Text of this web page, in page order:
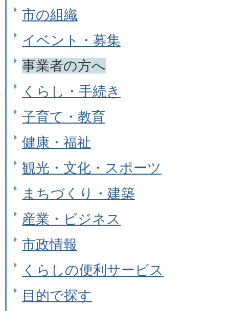
市の組織
イベント・募集
事業者の方へ
くらし・手続き
子育て・教育
健康・福祉
観光・文化・スポーツ
まちづくり・建築
産業・ビジネス
市政情報
くらしの便利サービス
目的で探す